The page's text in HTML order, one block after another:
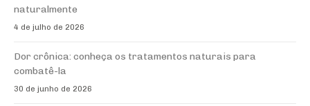
naturalmente
4 de julho de 2026
Dor crônica: conheça os tratamentos naturais para
combatê-la
30 de junho de 2026